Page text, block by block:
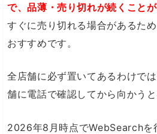
で、品薄・売り切れが続くことが
すぐに売り切れる場合があるた
おすすめです。
全店舗に必ず置いてあるわけで
舗に電話で確認してから向かうと
2026年8月時点でWebSearchを